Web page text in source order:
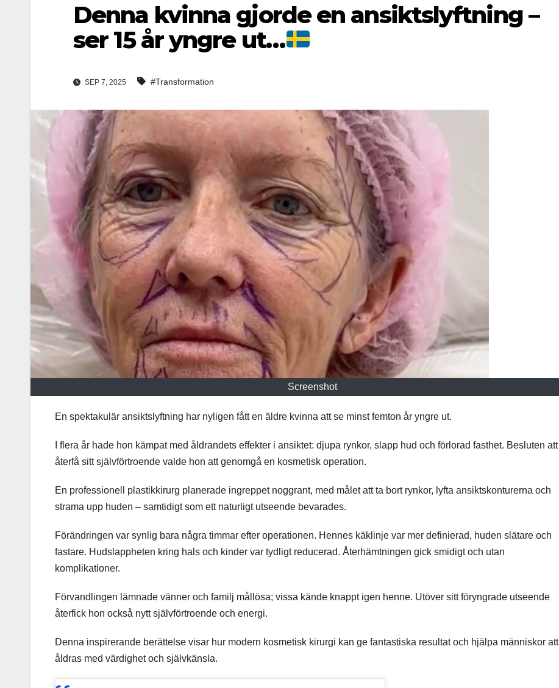
Denna kvinna gjorde en ansiktslyftning –
ser 15 år yngre ut…
SEP 7, 2025 #Transformation
Screenshot
En spektakulär ansiktslyftning har nyligen fått en äldre kvinna att se minst femton år yngre ut.
I flera år hade hon kämpat med åldrandets effekter i ansiktet: djupa rynkor, slapp hud och förlorad fasthet. Besluten att
återfå sitt självförtroende valde hon att genomgå en kosmetisk operation.
En professionell plastikkirurg planerade ingreppet noggrant, med målet att ta bort rynkor, lyfta ansiktskonturerna och
strama upp huden – samtidigt som ett naturligt utseende bevarades.
Förändringen var synlig bara några timmar efter operationen. Hennes käklinje var mer definierad, huden slätare och
fastare. Hudslappheten kring hals och kinder var tydligt reducerad. Återhämtningen gick smidigt och utan
komplikationer.
Förvandlingen lämnade vänner och familj mållösa; vissa kände knappt igen henne. Utöver sitt föryngrade utseende
återfick hon också nytt självförtroende och energi.
Denna inspirerande berättelse visar hur modern kosmetisk kirurgi kan ge fantastiska resultat och hjälpa människor att
åldras med värdighet och självkänsla.